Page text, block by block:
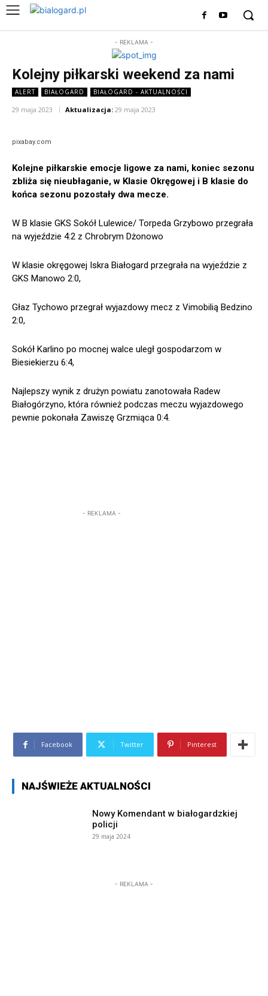
- REKLAMA -
Kolejny piłkarski weekend za nami
ALERT BIAŁOGARD BIAŁOGARD - AKTUALNOŚCI
29 maja 2023 Aktualizacja: 29 maja 2023
pixabay.com
Kolejne piłkarskie emocje ligowe za nami, koniec sezonu
zbliża się nieubłaganie, w Klasie Okręgowej i B klasie do
końca sezonu pozostały dwa mecze.
W B klasie GKS Sokół Lulewice/ Torpeda Grzybowo przegrała
na wyjeździe 4:2 z Chrobrym Dżonowo
W klasie okręgowej Iskra Białogard przegrała na wyjeździe z
GKS Manowo 2:0,
Głaz Tychowo przegrał wyjazdowy mecz z Vimobilią Bedzino
2:0,
Sokół Karlino po mocnej walce uległ gospodarzom w
Biesiekierzu 6:4,
Najlepszy wynik z drużyn powiatu zanotowała Radew
Białogórzyno, która również podczas meczu wyjazdowego
pewnie pokonała Zawiszę Grzmiąca 0:4.
- REKLAMA -
Facebook Twitter Pinterest
NAJŚWIEŻE AKTUALNOŚCI
Nowy Komendant w białogardzkiej
policji
29 maja 2024
- REKLAMA -